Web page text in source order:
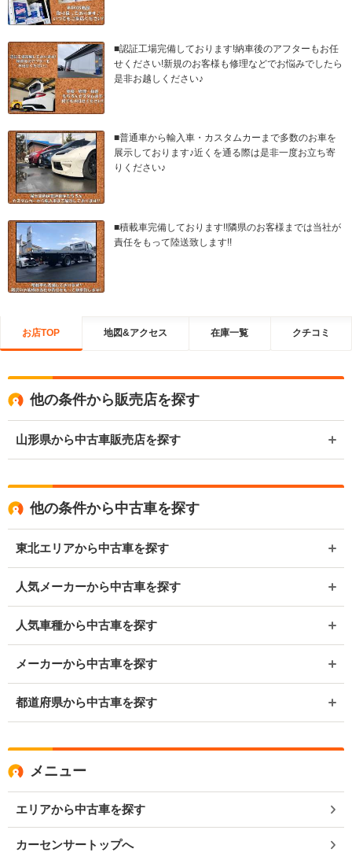
■認証工場完備しております!納車後のアフターもお任
せください!新規のお客様も修理などでお悩みでしたら
是非お越しください♪
■普通車から輸入車・カスタムカーまで多数のお車を
展示しております♪近くを通る際は是非一度お立ち寄
りください♪
■積載車完備しております!!隣県のお客様までは当社が
責任をもって陸送致します!!
お店TOP 地図&アクセス 在庫一覧 クチコミ
他の条件から販売店を探す
山形県から中古車販売店を探す
他の条件から中古車を探す
東北エリアから中古車を探す
人気メーカーから中古車を探す
人気車種から中古車を探す
メーカーから中古車を探す
都道府県から中古車を探す
メニュー
エリアから中古車を探す
カーセンサートップへ